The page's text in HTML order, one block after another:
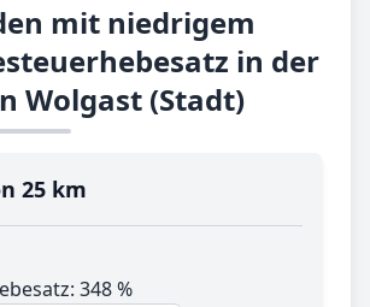
mit niedrigem
in der
Wolgast (Stadt)
25 km
348 %